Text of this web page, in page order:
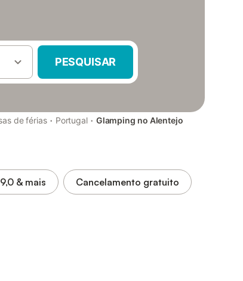
PESQUISAR
de férias · Portugal · Glamping no Alentejo
9,0 & mais Cancelamento gratuito